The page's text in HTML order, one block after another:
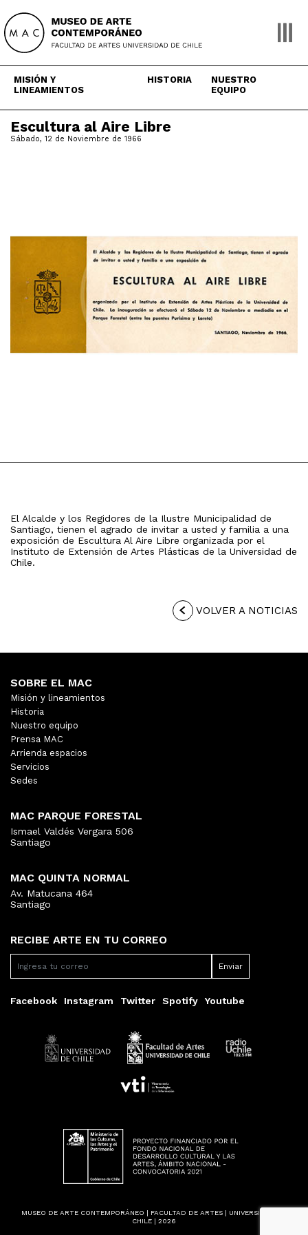
content
MISIÓN Y
LINEAMIENTOS
HISTORIA
NUESTRO
EQUIPO
Escultura al Aire Libre
Sábado, 12 de Noviembre de 1966
El Alcalde y los Regidores de la Ilustre Municipalidad de
Santiago, tienen el agrado de invitar a usted y familia a una
exposición de Escultura Al Aire Libre organizada por el
Instituto de Extensión de Artes Plásticas de la Universidad de
Chile.
VOLVER A NOTICIAS
RECIBE ARTE EN TU CORREO
Facebook Instagram Twitter Spotify Youtube
SOBRE EL MAC
Misión y lineamientos
Historia
Nuestro equipo
Prensa MAC
Arrienda espacios
Servicios
Sedes
MAC PARQUE FORESTAL
Ismael Valdés Vergara 506
Santiago
MAC QUINTA NORMAL
Av. Matucana 464
Santiago
MUSEO DE ARTE CONTEMPORÁNEO | FACULTAD DE ARTES | UNIVERSIDAD DE
CHILE | 2026